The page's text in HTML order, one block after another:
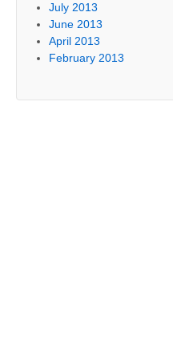
July 2013
June 2013
April 2013
February 2013